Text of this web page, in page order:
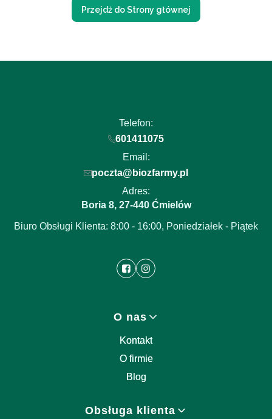
Przejdź do Strony głównej
Telefon:
601411075
Email:
poczta@biozfarmy.pl
Adres:
Boria 8, 27-440Ćmielów
Biuro Obsługi Klienta: 8:00 - 16:00, Poniedziałek - Piątek
O nas
Kontakt
O firmie
Blog
Obsługa klienta